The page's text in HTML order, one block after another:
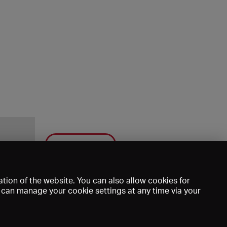
Save
of the website. You can also allow cookies for
manage your cookie settings at any time via your